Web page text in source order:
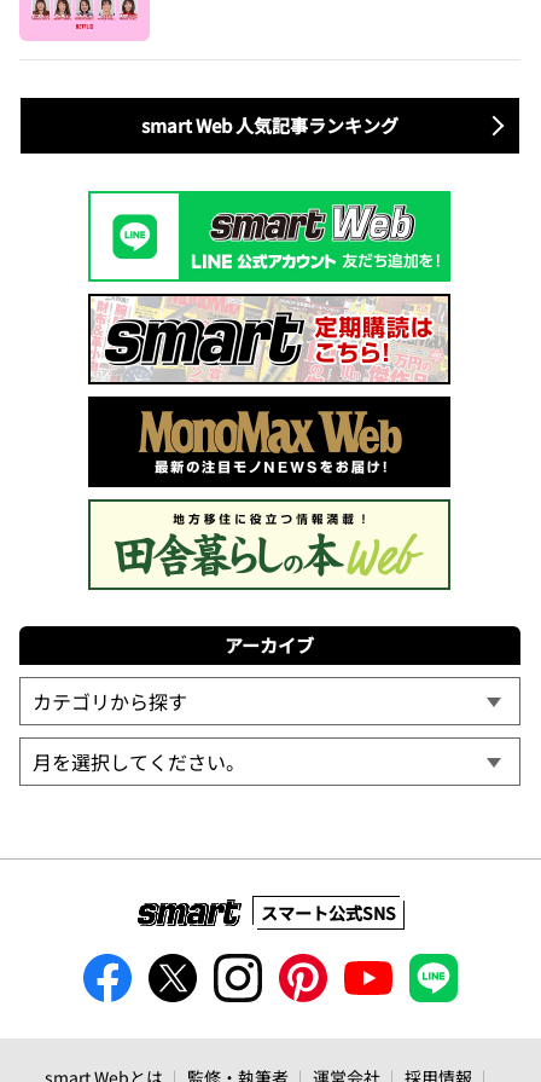
smart Web 人気記事ランキング
アーカイブ
スマート公式SNS
smart Webとは 監修・執筆者 運営会社 採用情報